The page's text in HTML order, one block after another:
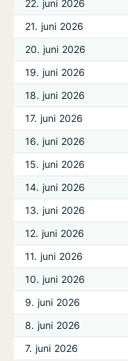
22. juni 2026
21. juni 2026
20. juni 2026
19. juni 2026
18. juni 2026
17. juni 2026
16. juni 2026
15. juni 2026
14. juni 2026
13. juni 2026
12. juni 2026
11. juni 2026
10. juni 2026
9. juni 2026
8. juni 2026
7. juni 2026